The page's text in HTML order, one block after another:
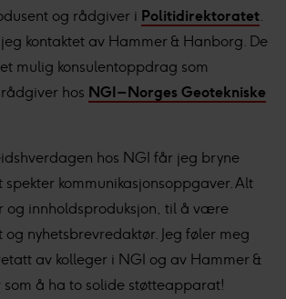
og rådgiver i Politidirektoratet
kontaktet av Hammer & Hanborg. De
mulig konsulentoppdrag som
hos NGI – Norges Geotekniske
hos NGI får jeg bryne
kommunikasjonsoppgaver. Alt
og innholdsproduksjon, til å være
nyhetsbrevredaktør. Jeg føler meg
av kolleger i NGI og av Hammer &
som å ha to solide støtteapparat!